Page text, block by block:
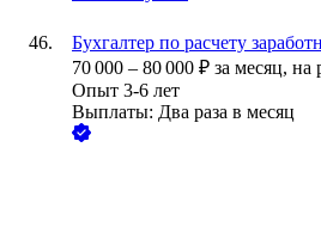
Бухгалтер по расчету
70 000 – 80 000 ₽ за месяц, на
Опыт 3-6 лет
Выплаты: Два раза в месяц